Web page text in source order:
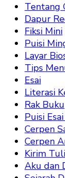
Tentang
Dapur
Fiksi Mini
Puisi
Layar
Tips
Esai
Literasi
Rak Buku
Puisi
Cerpen
Cerpen
Kirim
Aku dan